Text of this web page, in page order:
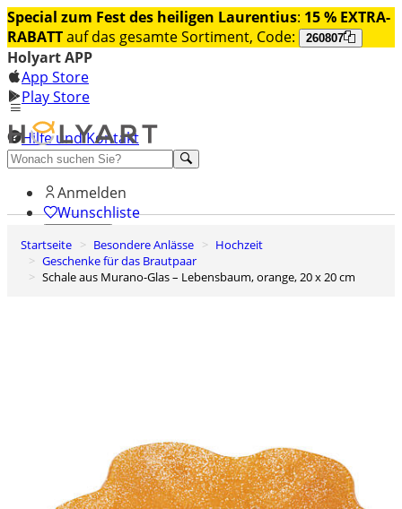
Special zum Fest des heiligen Laurentius: 15 % EXTRA-
RABATTauf das gesamte Sortiment, Code: 260807
Holyart APP
App Store
Play Store
Hilfe und Kontakt
Entdecken Sie Premium
Anmelden
Wunschliste
0
Warenkorb
Startseite Besondere Anlässe
Hochzeit
Geschenke für das Brautpaar
Schale aus Murano-Glas – Lebensbaum, orange, 20 x 20 cm